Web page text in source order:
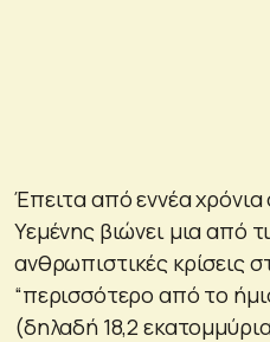
Έπειτα από εννέα
Υεμένης βιώνει μια από
ανθρωπιστικές κρίσεις
“περισσότερο από το
(δηλαδή 18,2